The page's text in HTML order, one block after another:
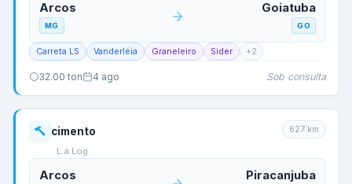
Arcos
MG
Goiatuba
GO
Carreta LS Vanderléia Graneleiro Sider +2
32.00 ton 4 ago Sob consulta
cimento
L.a Log
627 km
Arcos Piracanjuba